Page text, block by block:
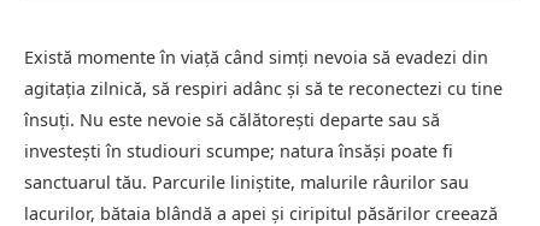
Există momente în viață când simți nevoia să evadezi din
agitația zilnică, să respiri adânc și să te reconectezi cu tine
însuți. Nu este nevoie să călătorești departe sau să
investești în studiouri scumpe; natura însăși poate fi
sanctuarul tău. Parcurile liniștite, malurile râurilor sau
lacurilor, bătaia blândă a apei și ciripitul păsărilor creează